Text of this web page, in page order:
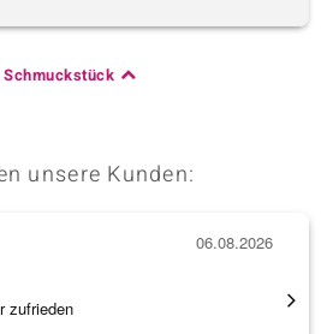
Schmuckstück
unsere Kunden:
zufrieden
06.08.2026